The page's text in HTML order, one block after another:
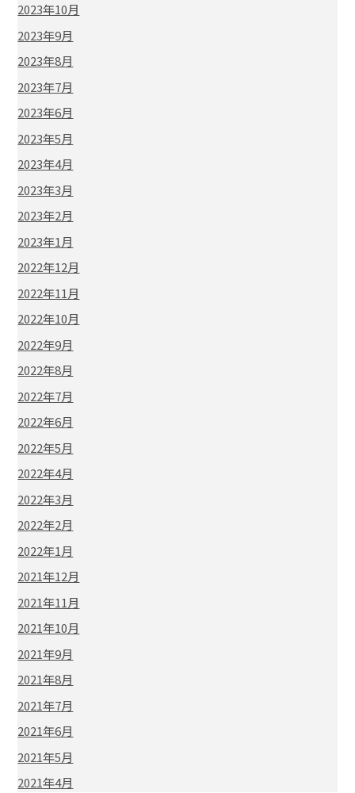
2023年10月
2023年9月
2023年8月
2023年7月
2023年6月
2023年5月
2023年4月
2023年3月
2023年2月
2023年1月
2022年12月
2022年11月
2022年10月
2022年9月
2022年8月
2022年7月
2022年6月
2022年5月
2022年4月
2022年3月
2022年2月
2022年1月
2021年12月
2021年11月
2021年10月
2021年9月
2021年8月
2021年7月
2021年6月
2021年5月
2021年4月